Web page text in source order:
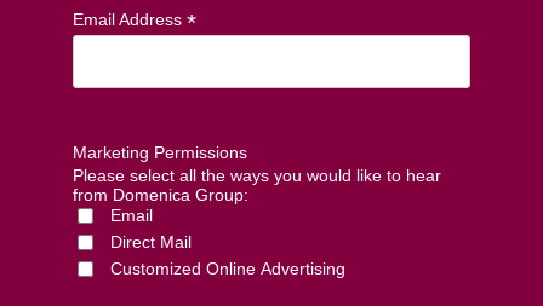
Email Address *
Marketing Permissions
Please select all the ways you would like to hear
from Domenica Group:
Email
Direct Mail
Customized Online Advertising